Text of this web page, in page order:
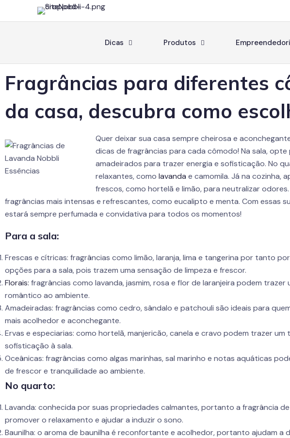
Dicas Produtos
Fragrâncias para diferentes
da casa, descubra como
Quer deixar sua casa sempre cheirosa e
dicas de fragrâncias para cada cômodo! Na sala,
amadeirados para trazer energia e sofisticação. No
relaxantes, como lavanda e camomila. Já na cozinha,
frescos, como hortelã e limão, para neutralizar
fragrâncias mais intensas e refrescantes, como eucalipto e menta. Com essas
estará sempre perfumada e convidativa para todos os momentos!
Para a sala:
Frescas e cítricas: fragrâncias como limão, laranja, lima e tangerina por tanto
opções para a sala, pois trazem uma sensação de limpeza e frescor.
Florais: fragrâncias como lavanda, jasmim, rosa e flor de laranjeira podem trazer
romântico ao ambiente.
Amadeiradas: fragrâncias como cedro, sândalo e patchouli são ideais para
mais acolhedor e aconchegante.
Ervas e especiarias: como hortelã, manjericão, canela e cravo podem trazer
sofisticação à sala.
Oceânicas: fragrâncias como algas marinhas, sal marinho e notas aquáticas
de frescor e tranquilidade ao ambiente.
No quarto:
Lavanda: conhecida por suas propriedades calmantes, portanto a fragrância
promover o relaxamento e ajudar a induzir o sono.
Baunilha: o aroma de baunilha é reconfortante e acolhedor, portanto ajudam a